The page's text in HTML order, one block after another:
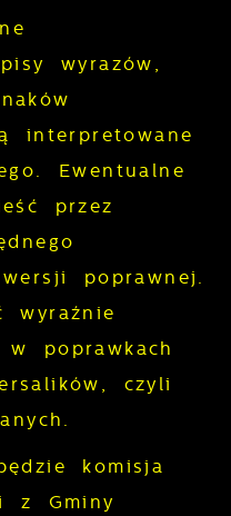
wyrazów,
interpretowane
Ewentualne
przez
poprawnej.
wyraźnie
w poprawkach
czyli
komisja
z Gminy